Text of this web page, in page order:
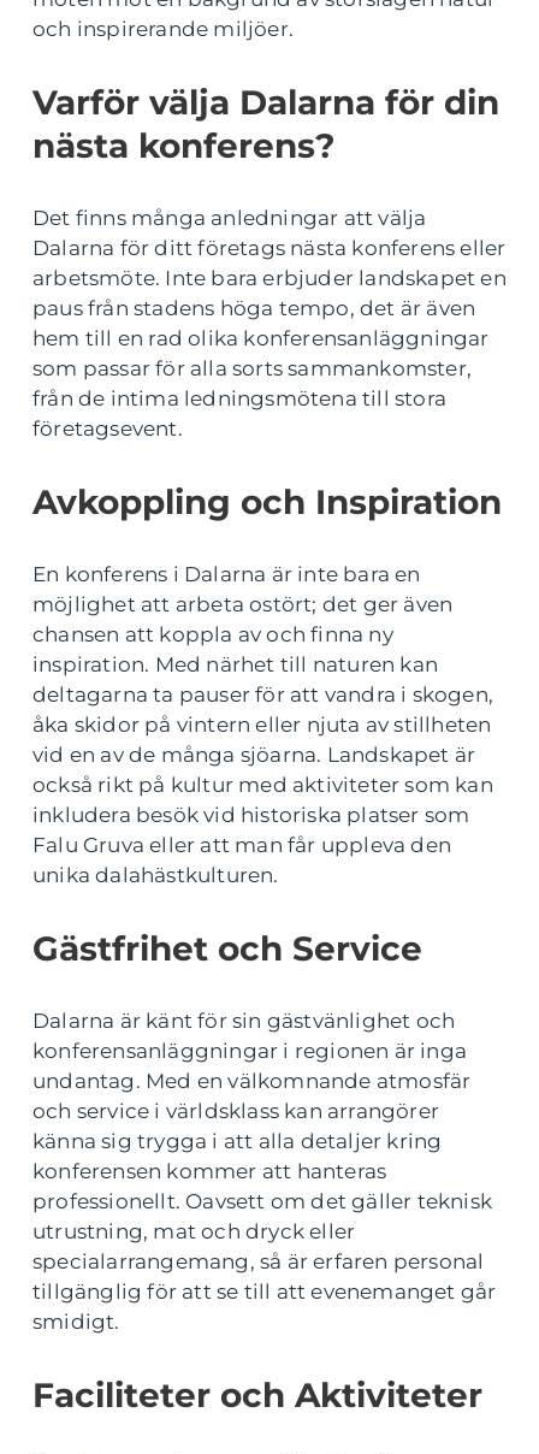
och inspirerande miljöer.
Varför välja Dalarna för din
nästa konferens?
Det finns många anledningar att välja
Dalarna för ditt företags nästa konferens eller
arbetsmöte. Inte bara erbjuder landskapet en
paus från stadens höga tempo, det är även
hem till en rad olika konferensanläggningar
som passar för alla sorts sammankomster,
från de intima ledningsmötena till stora
företagsevent.
Avkoppling och Inspiration
En konferens i Dalarna är inte bara en
möjlighet att arbeta ostört; det ger även
chansen att koppla av och finna ny
inspiration. Med närhet till naturen kan
deltagarna ta pauser för att vandra i skogen,
åka skidor på vintern eller njuta av stillheten
vid en av de många sjöarna. Landskapet är
också rikt på kultur med aktiviteter som kan
inkludera besök vid historiska platser som
Falu Gruva eller att man får uppleva den
unika dalahästkulturen.
Gästfrihet och Service
Dalarna är känt för sin gästvänlighet och
konferensanläggningar i regionen är inga
undantag. Med en välkomnande atmosfär
och service i världsklass kan arrangörer
känna sig trygga i att alla detaljer kring
konferensen kommer att hanteras
professionellt. Oavsett om det gäller teknisk
utrustning, mat och dryck eller
specialarrangemang, så är erfaren personal
tillgänglig för att se till att evenemanget går
smidigt.
Faciliteter och Aktiviteter